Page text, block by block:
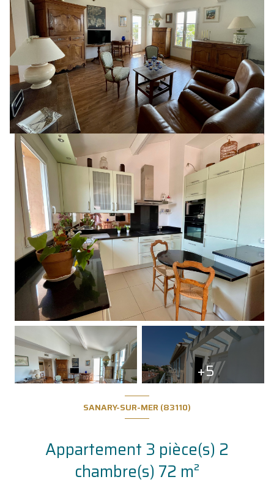
+5
SANARY-SUR-MER (83110)
Appartement 3 pièce(s) 2
chambre(s) 72 m²